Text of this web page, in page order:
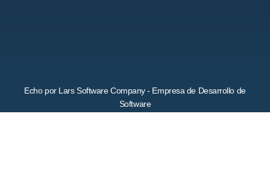
Echo por Lars Software Company - Empresa de Desarrollo de
Software